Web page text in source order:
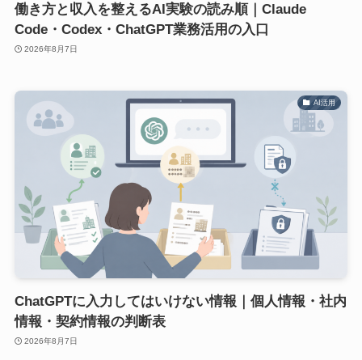
働き方と収入を整えるAI実験の読み順｜Claude
Code・Codex・ChatGPT業務活用の入口
2026年8月7日
AI活用
ChatGPTに入力してはいけない情報｜個人情報・社内
情報・契約情報の判断表
2026年8月7日